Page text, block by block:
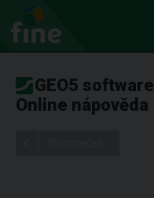
GEO5 software
Online nápověda